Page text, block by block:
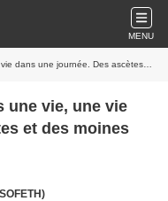
MENU
Des ascètes et des moines aujourd'hui
une vie, une vie
et des moines